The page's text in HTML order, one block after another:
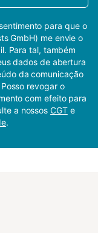
para que o
GmbH) me envie o
Para tal, também
dados de abertura
da comunicação
revogar o
com efeito para
a nossosCGTe
.